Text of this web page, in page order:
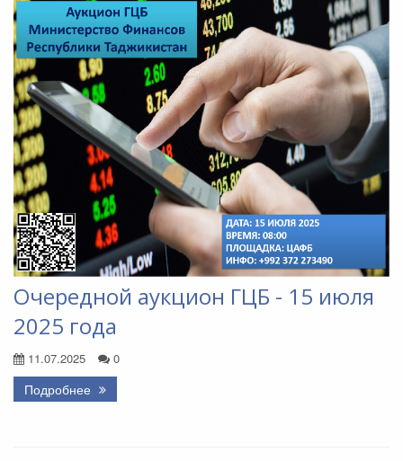
Очередной аукцион ГЦБ - 15 июля
2025 года
11.07.2025 0
Подробнее